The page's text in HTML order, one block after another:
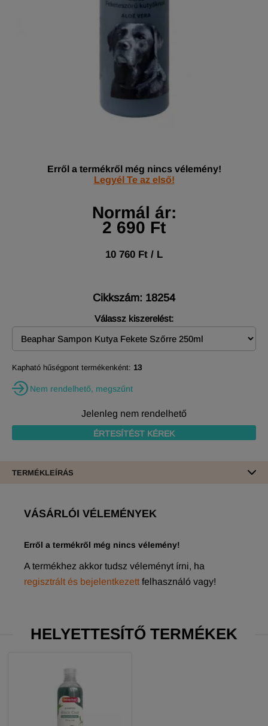
Erről a termékről még nincs vélemény!
Legyél Te az első!
Normál ár:
2 690 Ft
10 760 Ft / L
Cikkszám: 18254
Válassz kiszerelést:
Kapható hűségpont termékenként: 13
Nem rendelhető, megszűnt
Jelenleg nem rendelhető
ÉRTESÍTÉST KÉREK
TERMÉKLEÍRÁS
VÁSÁRLÓI VÉLEMÉNYEK
Erről a termékről még nincs vélemény!
A termékhez akkor tudsz véleményt írni, ha
regisztrált és bejelentkezett felhasználó vagy!
HELYETTESÍTŐ TERMÉKEK